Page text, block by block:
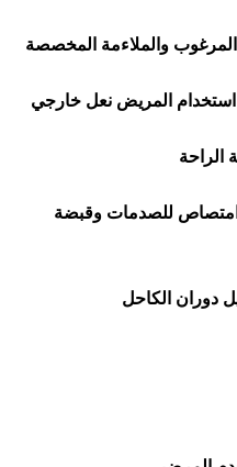
والملاءمة المخصصة
استخدام المريض نعل خارجي
الراحة
امتصاص للصدمات وقبضة
دوران الكاحل